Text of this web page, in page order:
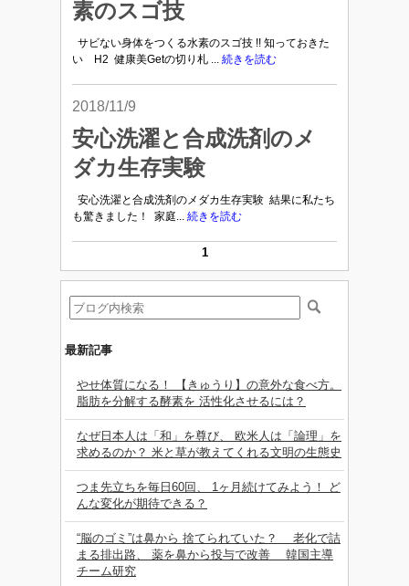
素のスゴ技
サビない身体をつくる水素のスゴ技 !! 知っておきた
い H2 健康美Getの切り札 ... 続きを読む
2018/11/9
安心洗濯と合成洗剤のメ
ダカ生存実験
安心洗濯と合成洗剤のメダカ生存実験 結果に私たち
も驚きました！ 家庭... 続きを読む
1
最新記事
やせ体質になる！ 【きゅうり】の意外な食べ方。
脂肪を分解する酵素を 活性化させるには？
なぜ日本人は「和」を尊び、 欧米人は「論理」を
求めるのか？ 米と草が教えてくれる文明の生態史
つま先立ちを毎日60回、 1ヶ月続けてみよう！ ど
んな変化が期待できる？
“脳のゴミ”は鼻から 捨てられていた？ 老化で詰
まる排出路、 薬を鼻から投与で改善 韓国主導
チーム研究